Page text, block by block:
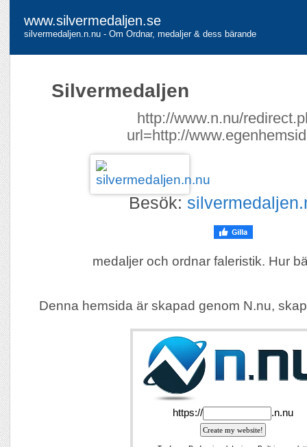
www.silvermedaljen.se
silvermedaljen.n.nu - Om Ordnar, medaljer & dess bärande
Silvermedaljen
http://www.n.nu/
url=http://
Besök:
medaljer och ordnar faleristik. Hur
Denna hemsida är skapad genom N.nu,